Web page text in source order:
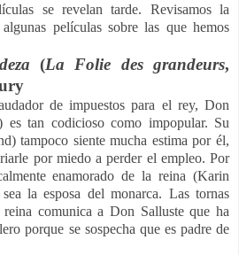
se revelan tarde. Revisamos la
películas sobre las que hemos
(La Folie des grandeurs,
de impuestos para el rey, Don
es tan codicioso como impopular. Su
tampoco siente mucha estima por él,
por miedo a perder el empleo. Por
enamorado de la reina (Karin
la esposa del monarca. Las tornas
comunica a Don Salluste que ha
porque se sospecha que es padre de